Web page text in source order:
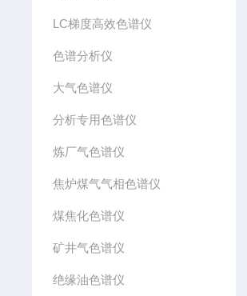
LC梯度高效色谱仪
色谱分析仪
大气色谱仪
分析专用色谱仪
炼厂气色谱仪
焦炉煤气气相色谱仪
煤焦化色谱仪
矿井气色谱仪
绝缘油色谱仪